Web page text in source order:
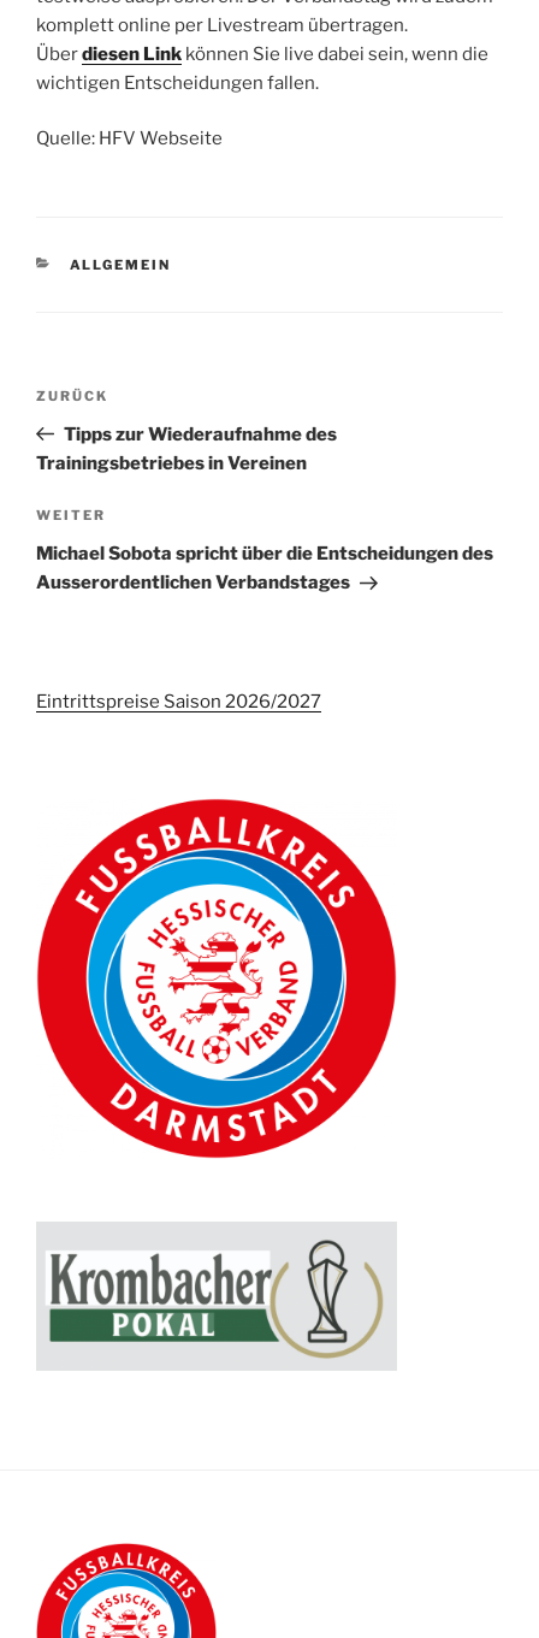
komplett online per Livestream übertragen.
Überdiesen Link können Sie live dabei sein, wenn die
wichtigen Entscheidungen fallen.
Quelle: HFV Webseite
KATEGORIEN
ALLGEMEIN
Beitrags-
Vorheriger
Beitrag
ZURÜCK
Tipps zur Wiederaufnahme des
Trainingsbetriebes in Vereinen
Nächster
Beitrag
WEITER
Michael Sobota spricht über die Entscheidungen des
Ausserordentlichen Verbandstages
Eintrittspreise Saison 2026/2027